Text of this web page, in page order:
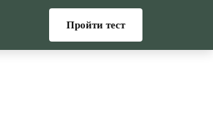
Пройти тест